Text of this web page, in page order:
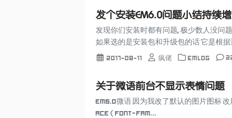
发个安装EM6.0问题小结持续增
发现你们安装时都有问题, 极少数人没问
如果选的是安装包和升级包的话 它是根
2017-08-11 疯佬 Emlog
关于微语前台不显示表情问题
Em6.0微语 因为我改了默认的图片图标
ace { font-fam...